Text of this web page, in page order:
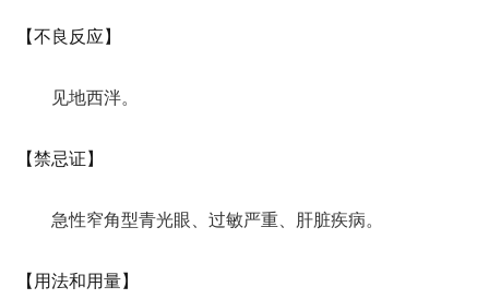
【不良反应】
见地西泮。
【禁忌证】
急性窄角型青光眼、过敏严重、肝脏疾病。
【用法和用量】